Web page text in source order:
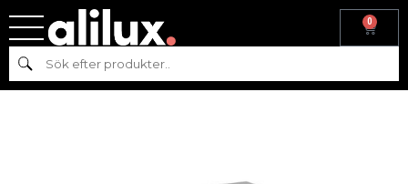
0
Sök
Hem
modeller